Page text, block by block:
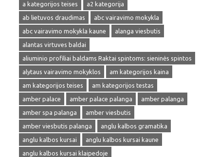
a kategorijos teises
a2 kategorija
ab lietuvos draudimas
abc vairavimo mokykla
abc vairavimo mokykla kaune
alanga viesbutis
alantas virtuves baldai
aliuminio profiliai baldams Raktai spintoms: sieninės spintos
alytaus vairavimo mokyklos
am kategorijos kaina
am kategorijos teises
am kategorijos testas
amber palace
amber palace palanga
amber palanga
amber spa palanga
amber viesbutis
amber viesbutis palanga
anglu kalbos gramatika
anglu kalbos kursai
anglu kalbos kursai kaune
anglu kalbos kursai klaipedoje